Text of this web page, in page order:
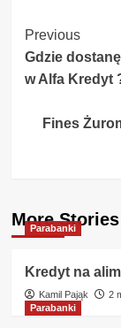
Post
Previous
Gdzie
w Alfa Kredyt
Fines
More Stories
Parabanki
Kredyt na
Kamil Pająk
2
Parabanki